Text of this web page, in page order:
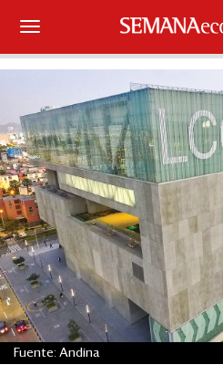
Suscríbase
Iniciar sesión
Portada
¿Qué está pasando?
Sectores y Empresas
Management
Economía y Finanzas
Legal y Política
Fuente: Andina